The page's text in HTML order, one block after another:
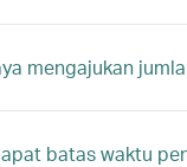
mengajukan
batas waktu